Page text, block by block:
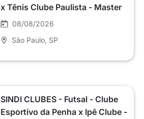
x Tênis Clube Paulista - Master
SC6 (E)
08/08/2026
São Paulo , SP
SINDI CLUBES - Futsal - Clube
Esportivo da Penha x Ipê Clube -